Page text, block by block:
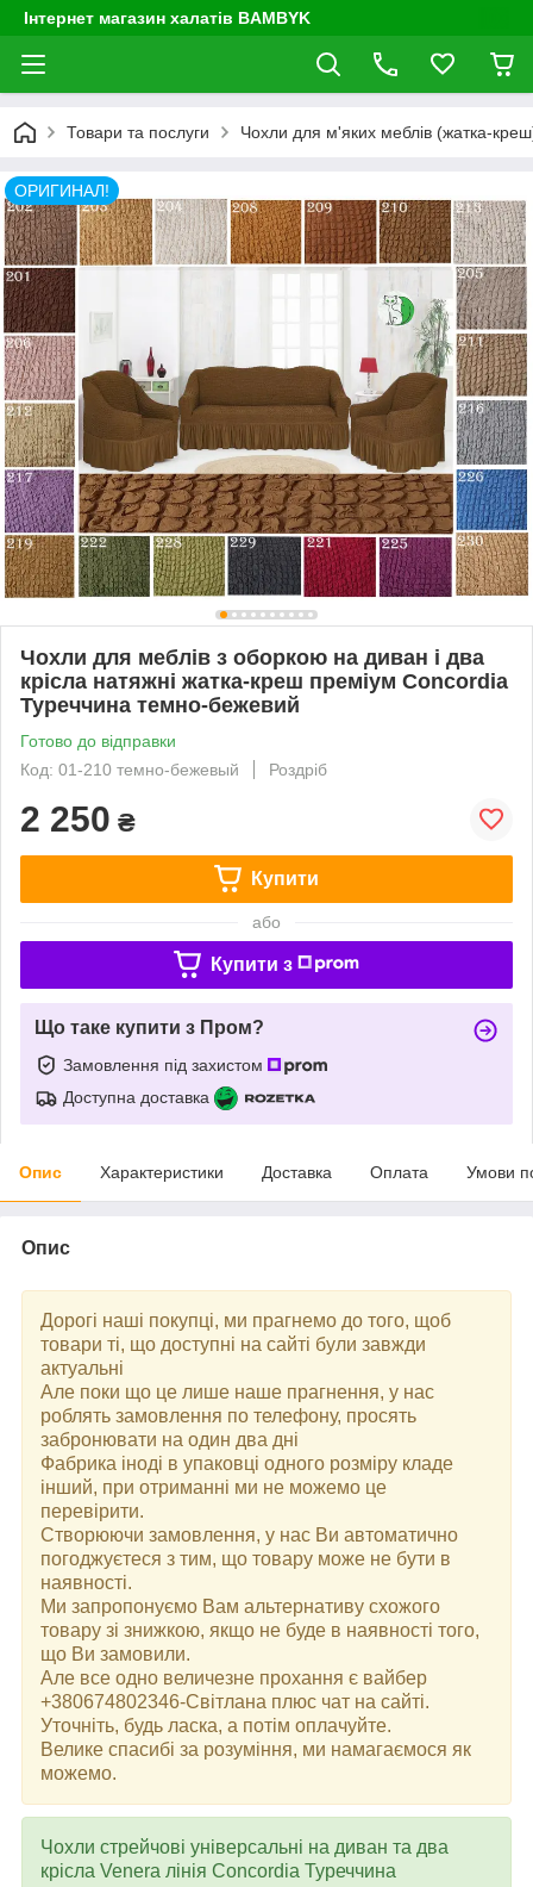
Інтернет магазин халатів BAMBYK
Товари та послуги Чохли для м'яких меблів (жатка-
ОРИГИНАЛ!
Чохли для меблів з оборкою на диван і два
крісла натяжні жатка-креш преміум Concordia
Туреччина темно-бежевий
Готово до відправки
Код: 01-210 темно-бежевый
Роздріб
2 250 ₴
Купити
або
Купити з
Що таке купити з Пром?
Замовлення під захистом
Доступна доставка
Опис Характеристики Доставка Оплата Умови
Опис
Дорогі наші покупці, ми прагнемо до того, щоб
товари ті, що доступні на сайті були завжди
актуальні
Але поки що це лише наше прагнення, у нас
роблять замовлення по телефону, просять
забронювати на один два дні
Фабрика іноді в упаковці одного розміру кладе
інший, при отриманні ми не можемо це
перевірити.
Створюючи замовлення, у нас Ви автоматично
погоджуєтеся з тим, що товару може не бути в
наявності.
Ми запропонуємо Вам альтернативу схожого
товару зі знижкою, якщо не буде в наявності того,
що Ви замовили.
Але все одно величезне прохання є вайбер
+380674802346-Світлана плюс чат на сайті.
Уточніть, будь ласка, а потім оплачуйте.
Велике спасибі за розуміння, ми намагаємося як
можемо.
Чохли стрейчові універсальні на диван та два
крісла Venera лінія Concordia Туреччина